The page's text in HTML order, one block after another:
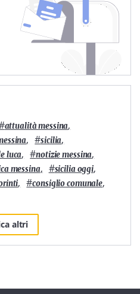
attualità messina,
, #sicilia,
luca, #notizie messina,
messina, #sicilia oggi,
, #consiglio comunale,
altri